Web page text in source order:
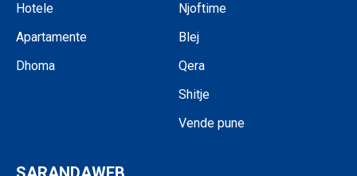
Hotele
Apartamente
Dhoma
Njoftime
Blej
Qera
Shitje
Vende pune